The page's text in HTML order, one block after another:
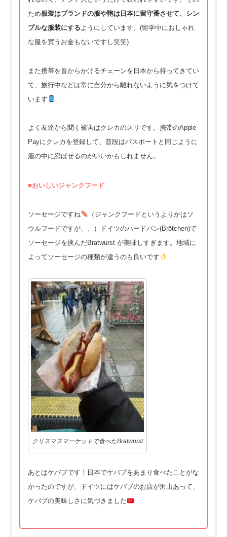
ため服装はブランドの服や鞄は日本に留守番させて、 シン
プルな服装にするようにしています。(留学中におしゃれ
な服を買うお金もないですし笑笑)
また携帯を首からかけるチェーンを日本から持ってきてい
て、 旅行中などは常に自分から離れないように気をつけて
います
よく友達から聞く被害はクレカのスリです。携帯のApple
Payにクレカを登録して、 普段はパスポートと同じように
服の中に忍ばせるのがいいかもしれません。
■おいしいジャンクフード
ソーセージですね （ ジャンクフードというよりかはソ
ウルフードですが、、）
ドイツのハードパン(Brötchen)で
ソーセージを挟んだBratwurst が美味しすぎます。 地域に
よってソーセージの種類が違うのも良いです
クリスマスマーケットで食べたBratwurst
あとはケバブです！日本でケバブをあまり食べたことがな
かったのですが、
ドイツにはケバブのお店が沢山あって、
ケバブの美味しさに気づきました